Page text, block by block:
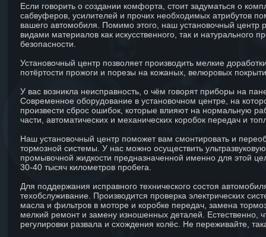
Если говорить о создании комфорта, стоит задуматься о
сабвуферов, усилителей и прочих необходимых атрибутов
вашего автомобиля. Помимо этого, наш установочный центр
видами материалов как искусственного, так и
безопасности.
Установочный центр позволяет производить мелкие
потёртости прожоги и порезы на кожаных, велюровых
У вас возникла неисправность, о чём говорят приборы на
Современное оборудование в установочном центре, на
произвести сброс ошибок, которые влияют на нормальную
части, автоматических и механических коробок передач и
Наш установочный центр поможет вам смонтировать и
тормозной системы. У нас можно осуществить
промывочной жидкости предназначенной именно для этой
30-40 тысяч километров пробега.
Для поддержания исправного технического состоя
техобслуживание. Производится проверка электрических
масла и фильтров в моторе и коробке передач, замена
мелкий ремонт и замену изношенных деталей. Естественно,
регулировки развала и схождения колёс. Не переживайте,